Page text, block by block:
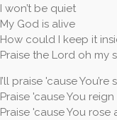
I won’t be quiet
My God is alive
How could I keep it
Praise the Lord oh my
I’ll praise 'cause You’re
Praise 'cause You reign
Praise 'cause You